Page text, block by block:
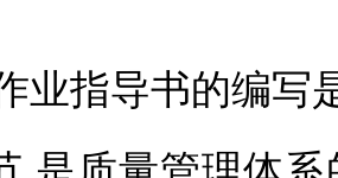
指导书的编写